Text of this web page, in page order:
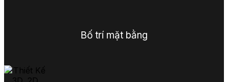
Bố trí mặt bằng